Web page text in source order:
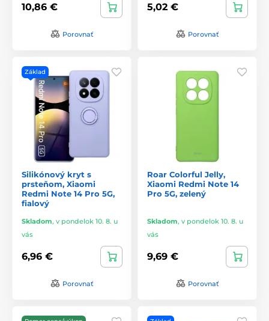
10,86 €
Porovnať
5,02 €
Porovnať
Základ
Silikónový kryt s
prsteňom, Xiaomi
Redmi Note 14 Pro 5G,
fialový
Skladom, v pondelok 10. 8. u
vás
6,96 €
Porovnať
Roar Colorful Jelly,
Xiaomi Redmi Note 14
Pro 5G, zelený
Skladom, v pondelok 10. 8. u
vás
9,69 €
Porovnať